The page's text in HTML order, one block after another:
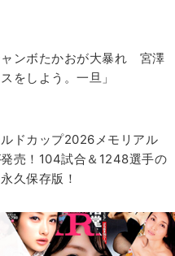
ンボたかおが大暴れ 宮澤
をしよう。一旦」
ルドカップ2026メモリアル
売！104試合＆1248選手の
久保存版！